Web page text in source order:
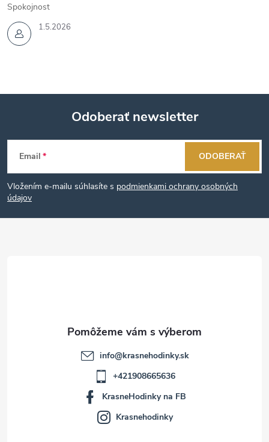
1.5.2026
Spokojnost
Z
á
p
Odoberať newsletter
Email
Vložením e-mailu súhlasíte s podmienkami ochrany osobných
údajov
ODOBERAŤ
info@krasnehodinky.sk
+421908665636
KrasneHodinky na FB
Krasnehodinky